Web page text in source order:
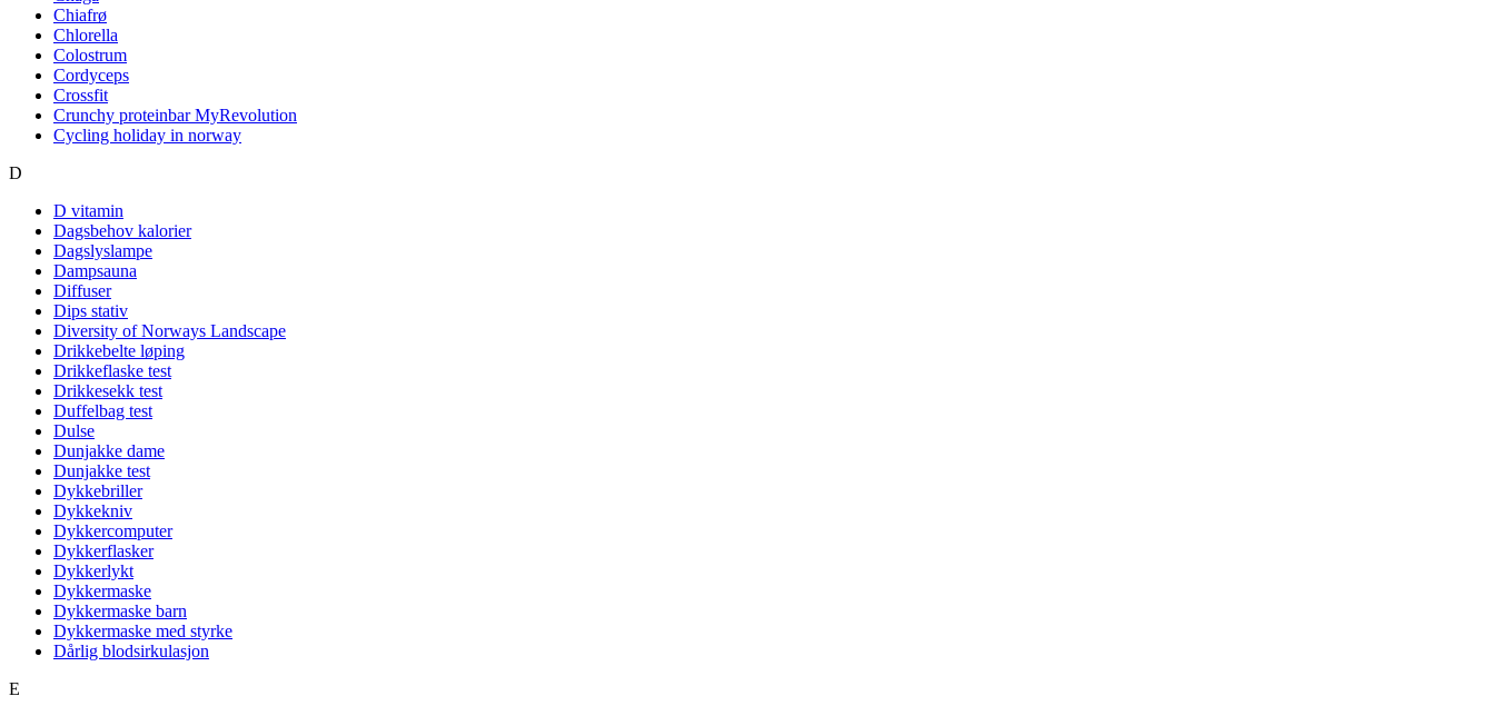
Chiafrø
Chlorella
Colostrum
Cordyceps
Crossfit
Crunchy proteinbar MyRevolution
Cycling holiday in norway
D
D vitamin
Dagsbehov kalorier
Dagslyslampe
Dampsauna
Diffuser
Dips stativ
Diversity of Norways Landscape
Drikkebelte løping
Drikkeflaske test
Drikkesekk test
Duffelbag test
Dulse
Dunjakke dame
Dunjakke test
Dykkebriller
Dykkekniv
Dykkercomputer
Dykkerflasker
Dykkerlykt
Dykkermaske
Dykkermaske barn
Dykkermaske med styrke
Dårlig blodsirkulasjon
E